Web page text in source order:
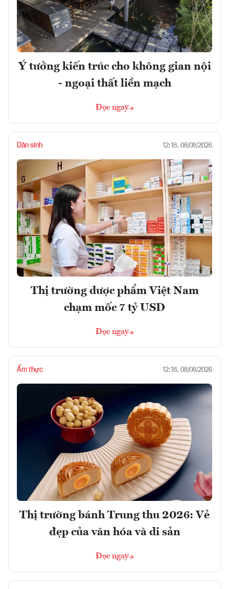
Ý tưởng kiến trúc cho không gian nội
- ngoại thất liền mạch
Đọc ngay
Dân sinh 12:18, 08/08/2026
Thị trường dược phẩm Việt Nam
chạm mốc 7 tỷ USD
Đọc ngay
Ẩm thực 12:18, 08/08/2026
Thị trường bánh Trung thu 2026: Vẻ
đẹp của văn hóa và di sản
Đọc ngay